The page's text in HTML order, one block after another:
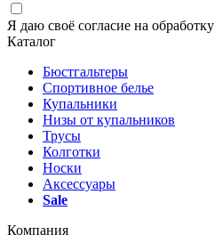
Я даю своё согласие на обработку
Каталог
Бюстгальтеры
Спортивное белье
Купальники
Низы от купальников
Трусы
Колготки
Носки
Аксессуары
Sale
Компания